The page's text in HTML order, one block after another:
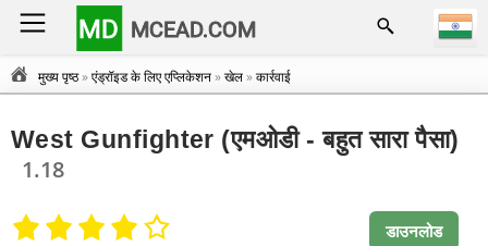
MD MCEAD.COM
मुख्य पृष्ठ»एंड्रॉइड के लिए एप्लिकेशन»खेल»कार्रवाई
West Gunfighter (एमओडी - बहुत सारा पैसा)
1.18
डाउनलोड